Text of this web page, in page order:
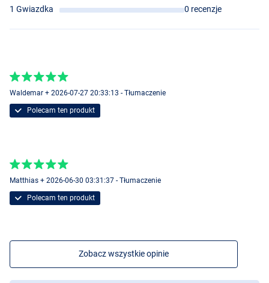
1 Gwiazdka
0 recenzje
Waldemar + 2026-07-27 20:33:13 - Tłumaczenie
Polecam ten produkt
Matthias + 2026-06-30 03:31:37 - Tłumaczenie
Polecam ten produkt
Zobacz wszystkie opinie